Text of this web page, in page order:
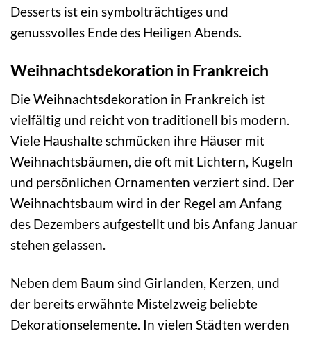
Desserts ist ein symbolträchtiges und
genussvolles Ende des Heiligen Abends.
Weihnachtsdekoration in Frankreich
Die Weihnachtsdekoration in Frankreich ist
vielfältig und reicht von traditionell bis modern.
Viele Haushalte schmücken ihre Häuser mit
Weihnachtsbäumen, die oft mit Lichtern, Kugeln
und persönlichen Ornamenten verziert sind. Der
Weihnachtsbaum wird in der Regel am Anfang
des Dezembers aufgestellt und bis Anfang Januar
stehen gelassen.
Neben dem Baum sind Girlanden, Kerzen, und
der bereits erwähnte Mistelzweig beliebte
Dekorationselemente. In vielen Städten werden